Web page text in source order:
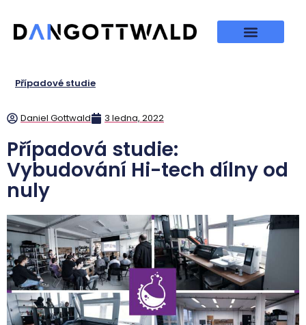
Případové studie
Daniel Gottwald 3 ledna, 2022
Případová studie:
Vybudování Hi-tech dílny od
nuly